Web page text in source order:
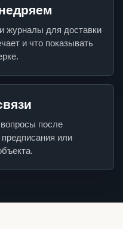
журналы для доставки
и что показывать
после
или